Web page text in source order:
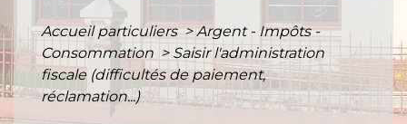
Accueil particuliers> Argent - Impôts -
Consommation > Saisir l'administration
fiscale (difficultés de paiement,
réclamation...)